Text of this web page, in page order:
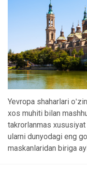
Yevropa shaharlari
xos muhiti bilan
takrorlanmas
ularni dunyodagi eng
maskanlaridan biriga